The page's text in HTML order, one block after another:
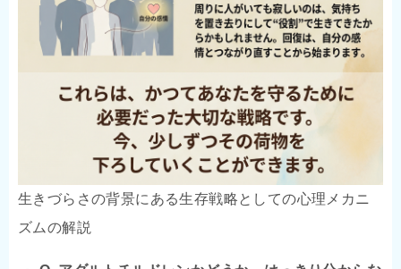
生きづらさの背景にある生存戦略としての心理メカニ
ズムの解説